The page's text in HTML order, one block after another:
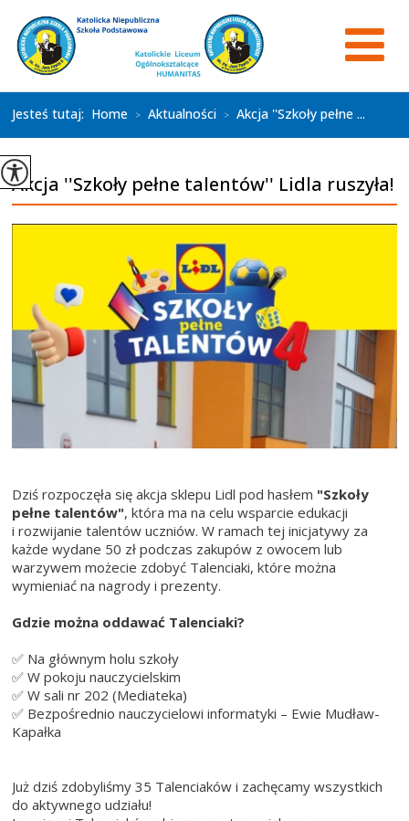
Jesteś tutaj: Home > Aktualności > Akcja ''Szkoły pełne ...
Akcja ''Szkoły pełne talentów'' Lidla ruszyła!
Dziś rozpoczęła się akcja sklepu Lidl pod hasłem "Szkoły
pełne talentów", która ma na celu wsparcie edukacji
i rozwijanie talentów uczniów. W ramach tej inicjatywy za
każde wydane 50 zł podczas zakupów z owocem lub
warzywem możecie zdobyć Talenciaki, które można
wymieniać na nagrody i prezenty.
Gdzie można oddawać Talenciaki?
✅ Na głównym holu szkoły
✅ W pokoju nauczycielskim
✅ W sali nr 202 (Mediateka)
✅ Bezpośrednio nauczycielowi informatyki – Ewie Mudław-
Kapałka
Już dziś zdobyliśmy 35 Talenciaków i zachęcamy wszystkich
do aktywnego udziału!